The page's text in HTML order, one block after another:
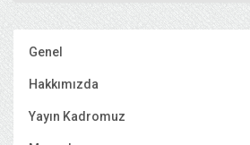
Genel
Hakkımızda
Yayın Kadromuz